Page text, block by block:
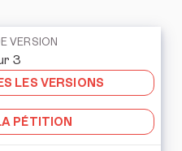
VERSION
3
LES VERSIONS
PÉTITION